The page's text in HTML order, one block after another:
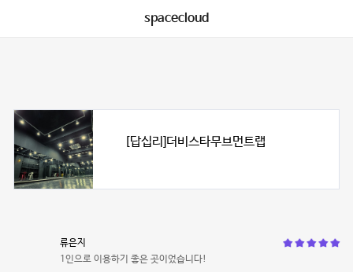
spacecloud
[답십리]더비스타무브먼트랩
류은지
1인으로 이용하기 좋은 곳이었습니다!